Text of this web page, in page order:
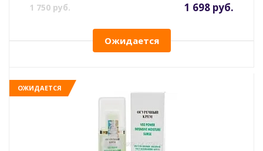
1 750 руб. 1 698 руб.
Ожидается
ОЖИДАЕТСЯ